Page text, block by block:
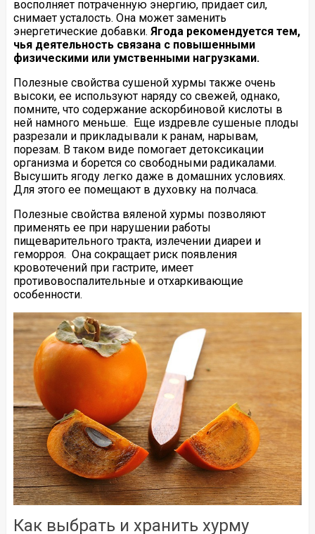
восполняет потраченную энергию, придает сил,
снимает усталость. Она может заменить
энергетические добавки. Ягода рекомендуется тем,
чья деятельность связана с повышенными
физическими или умственными нагрузками.
Полезные свойства сушеной хурмы также очень
высоки, ее используют наряду со свежей, однако,
помните, что содержание аскорбиновой кислоты в
ней намного меньше. Еще издревле сушеные плоды
разрезали и прикладывали к ранам, нарывам,
порезам. В таком виде помогает детоксикации
организма и борется со свободными радикалами.
Высушить ягоду легко даже в домашних условиях.
Для этого ее помещают в духовку на полчаса.
Полезные свойства вяленой хурмы позволяют
применять ее при нарушении работы
пищеварительного тракта, излечении диареи и
геморроя. Она сокращает риск появления
кровотечений при гастрите, имеет
противовоспалительные и отхаркивающие
особенности.
Как выбрать и хранить хурму